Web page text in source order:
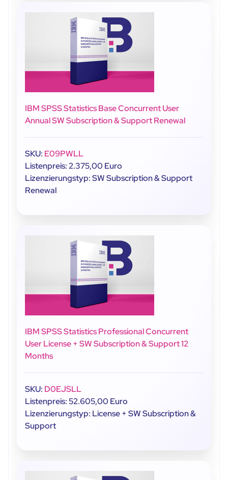
IBM SPSS Statistics Base Concurrent User
Annual SW Subscription & Support Renewal
SKU: E09PWLL
Listenpreis: 2.375,00 Euro
Lizenzierungstyp: SW Subscription & Support
Renewal
IBM SPSS Statistics Professional Concurrent
User License + SW Subscription & Support 12
Months
SKU: D0EJSLL
Listenpreis: 52.605,00 Euro
Lizenzierungstyp: License + SW Subscription &
Support